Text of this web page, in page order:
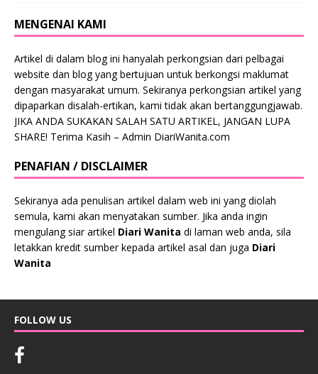
MENGENAI KAMI
Artikel di dalam blog ini hanyalah perkongsian dari pelbagai
website dan blog yang bertujuan untuk berkongsi maklumat
dengan masyarakat umum. Sekiranya perkongsian artikel yang
dipaparkan disalah-ertikan, kami tidak akan bertanggungjawab.
JIKA ANDA SUKAKAN SALAH SATU ARTIKEL, JANGAN LUPA
SHARE! Terima Kasih – Admin DiariWanita.com
PENAFIAN / DISCLAIMER
Sekiranya ada penulisan artikel dalam web ini yang diolah
semula, kami akan menyatakan sumber. Jika anda ingin
mengulang siar artikel Diari Wanita di laman web anda, sila
letakkan kredit sumber kepada artikel asal dan juga Diari
Wanita
FOLLOW US